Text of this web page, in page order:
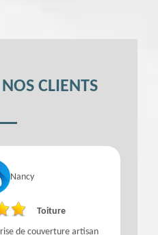
CLIENTS
Nancy
Toiture
de couverture artisan